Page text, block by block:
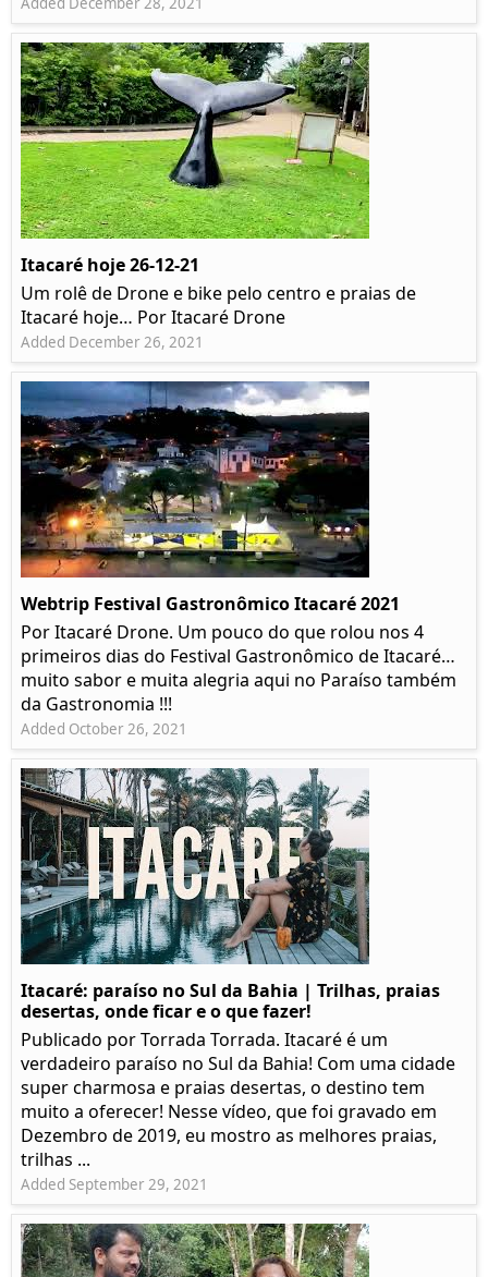
Itacaré hoje 26-12-21
Um rolê de Drone e bike pelo centro e praias de
Itacaré hoje… Por Itacaré Drone
Added December 26, 2021
Webtrip Festival Gastronômico Itacaré 2021
Por Itacaré Drone. Um pouco do que rolou nos 4
primeiros dias do Festival Gastronômico de Itacaré…
muito sabor e muita alegria aqui no Paraíso também
da Gastronomia !!!
Added October 26, 2021
Itacaré: paraíso no Sul da Bahia | Trilhas, praias
desertas, onde ficar e o que fazer!
Publicado por Torrada Torrada. Itacaré é um
verdadeiro paraíso no Sul da Bahia! Com uma cidade
super charmosa e praias desertas, o destino tem
muito a oferecer! Nesse vídeo, que foi gravado em
Dezembro de 2019, eu mostro as melhores praias,
trilhas ...
Added September 29, 2021